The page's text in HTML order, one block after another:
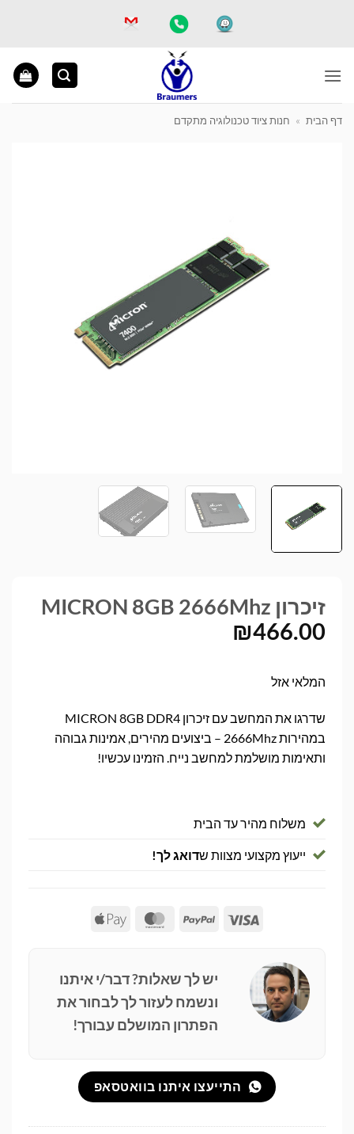
דף הבית » חנות ציוד טכנולוגיה מתקדם
זיכרון MICRON 8GB 2666Mhz
₪466.00
המלאי אזל
שדרגו את המחשב עם זיכרון MICRON 8GB DDR4
במהירות 2666Mhz – ביצועים מהירים, אמינות גבוהה
ותאימות מושלמת למחשב נייח. הזמינו עכשיו!
משלוח מהיר עד הבית
ייעוץ מקצועי מצוות שדואג לך!
Visa
PayPal
MasterCard
Apple
יש לך שאלות? דבר/י איתנו
ונשמח לעזור לך לבחור את
הפתרון המושלם עבורך!
התייעצו איתנו בוואטסאפ